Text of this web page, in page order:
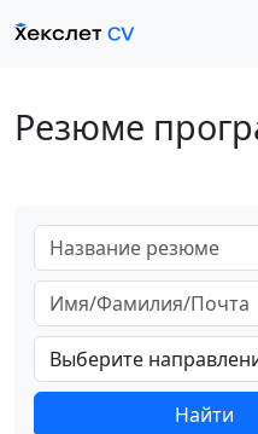
Резюме
Выберите